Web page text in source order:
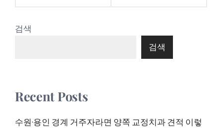
검색
검색
Recent Posts
수원·용인 경계 거주자라면 양쪽 교정치과 견적 이렇